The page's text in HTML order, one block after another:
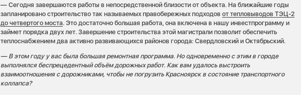
— Сегодня завершаются работы в непосредственной близости от объекта. На ближайшие годы
запланировано строительство так называемых правобережных подходовот тепловыводов ТЭЦ-2
до четвертого моста. Это достаточно большая работа, она включена в нашу инвестпрограмму и
займет порядка двух лет. Завершение строительства этой магистрали позволит обеспечить
теплоснабжением два активно развивающихся районов города: Свердловский и Октябрьский.
— В этом году у вас была большая ремонтная программа. Но одновременно с этим в городе
выполнялся беспрецедентный объём дорожных работ. Как вам удалось выстроить
взаимоотношения с дорожниками, чтобы не погрузить Красноярск в состояние транспортного
коллапса?